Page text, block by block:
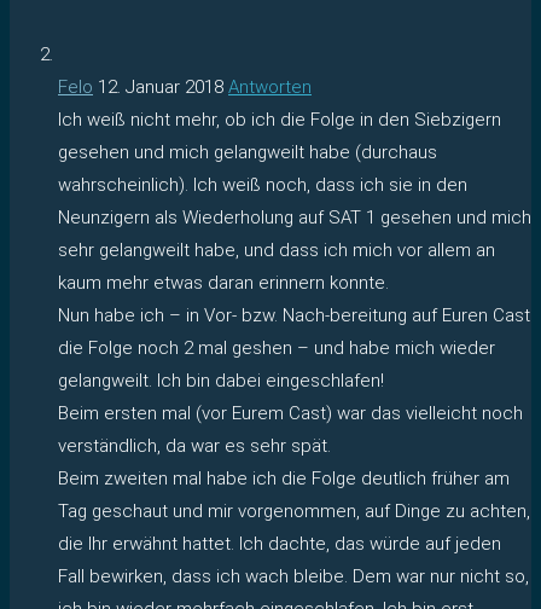
Felo 12. Januar 2018 Antworten
Ich weiß nicht mehr, ob ich die Folge in den Siebzigern
gesehen und mich gelangweilt habe (durchaus
wahrscheinlich). Ich weiß noch, dass ich sie in den
Neunzigern als Wiederholung auf SAT 1 gesehen und mich
sehr gelangweilt habe, und dass ich mich vor allem an
kaum mehr etwas daran erinnern konnte.
Nun habe ich – in Vor- bzw. Nach-bereitung auf Euren Cast
die Folge noch 2 mal geshen – und habe mich wieder
gelangweilt. Ich bin dabei eingeschlafen!
Beim ersten mal (vor Eurem Cast) war das vielleicht noch
verständlich, da war es sehr spät.
Beim zweiten mal habe ich die Folge deutlich früher am
Tag geschaut und mir vorgenommen, auf Dinge zu achten,
die Ihr erwähnt hattet. Ich dachte, das würde auf jeden
Fall bewirken, dass ich wach bleibe. Dem war nur nicht so,